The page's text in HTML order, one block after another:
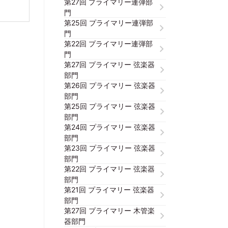
第27回 プライマリー連弾部
門
第25回 プライマリー連弾部
門
第22回 プライマリー連弾部
門
第27回 プライマリー 弦楽器
部門
第26回 プライマリー 弦楽器
部門
第25回 プライマリー 弦楽器
部門
第24回 プライマリー 弦楽器
部門
第23回 プライマリー 弦楽器
部門
第22回 プライマリー 弦楽器
部門
第21回 プライマリー 弦楽器
部門
第27回 プライマリー 木管楽
器部門